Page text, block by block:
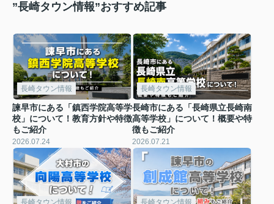
”長崎タウン情報”おすすめ記事
長崎タウン情報
諫早市にある「鎮西学院高等学
校」について！教育方針や特徴
もご紹介
2026.07.24
長崎タウン情報
長崎市にある「長崎県立長崎南
高等学校」について！概要や特
徴もご紹介
2026.07.21